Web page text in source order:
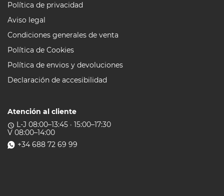
Política de privacidad
Aviso legal
Condiciones generales de venta
Política de Cookies
Política de envios y devoluciones
Declaración de accesibilidad
Atención al cliente
access_time L-J 08:00–13:45 · 15:00–17:30
V 08:00–14:00
+34 688 72 69 99